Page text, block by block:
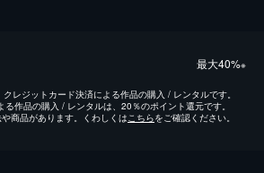
最⼤40%※
レジットカード決済による作品の購入 / レンタルです。
作品の購入 / レンタルは、20％のポイント還元です。
商品があります。くわしくはこちらをご確認ください。